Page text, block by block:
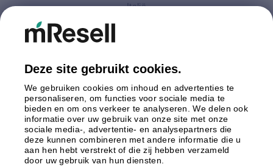
Italië
Spanje
Zweden
Betaling
Deze site gebruikt cookies.
We gebruiken cookies om inhoud en advertenties te
personaliseren, om functies voor sociale media te
bieden en om ons verkeer te analyseren. We delen ook
informatie over uw gebruik van onze site met onze
sociale media-, advertentie- en analysepartners die
deze kunnen combineren met andere informatie die u
aan hen hebt verstrekt of die zij hebben verzameld
door uw gebruik van hun diensten.